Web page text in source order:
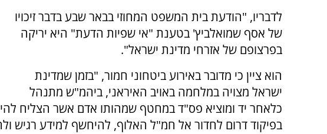
לדבריו, "הודעת בית המשפט המחוזי בבאר שבע בדבר זיכויו
של אסף שמואלביץ' בטענת "אי שפיות הדעת" היא יריקה
בפרצופם של אזרחי מדינת ישראל".
הוא ציין כי מדובר באירוע ביטחוני חמור, "בזמן שמדינת
ישראל מצויה במלחמה באויב האיראני, ביהמ"ש מתנהל
כלאחר יד ומוציא פס"ד במחטף שמהותו אדם אשר הצליח
בפיקוד דרום לחדור אל חמ"ל האלוף, להיחשף למידע רגיש